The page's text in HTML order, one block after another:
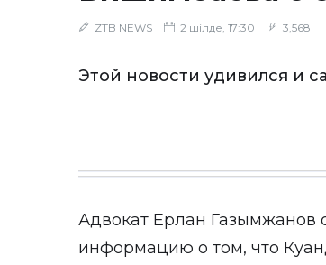
ZTB NEWS 2 шілде, 17:30 3,568
Этой новости удивился и
Адвокат Ерлан Газымжанов
информацию о том, что